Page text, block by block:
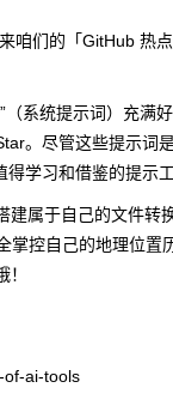
咱们的「GitHub 热
系统提示词）充满
。尽管这些提示词
学习和借鉴的提示工
属于自己的文件转
掌控自己的地理位置
of-ai-tools